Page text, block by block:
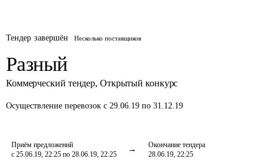
Тендер завершён Несколько поставщиков
Разный
Коммерческий тендер, Открытый конкурс
Осуществление перевозок с 29.06.19 по 31.12.19
Приём предложений
с 25.06.19, 22:25 по 28.06.19, 22:25
Окончание тендера
28.06.19, 22:25